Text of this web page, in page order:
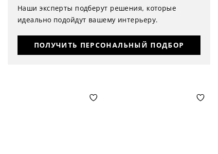
Наши эксперты подберут решения, которые
идеально подойдут вашему интерьеру.
ПОЛУЧИТЬ ПЕРСОНАЛЬНЫЙ ПОДБОР